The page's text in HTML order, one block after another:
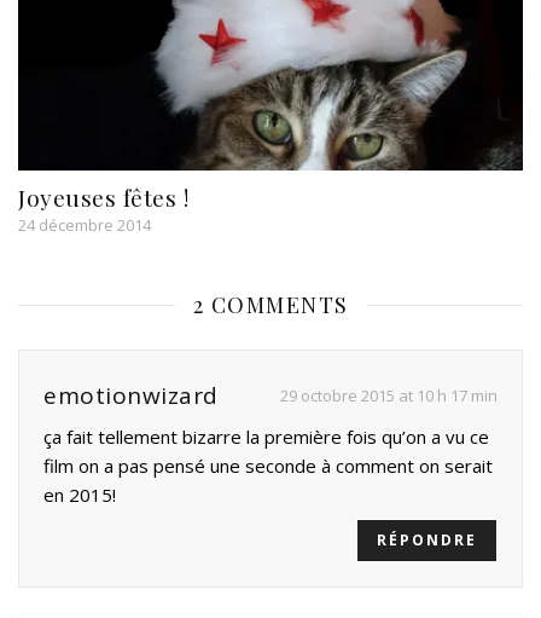
Joyeuses fêtes !
24 décembre 2014
2 COMMENTS
emotionwizard 29 octobre 2015 at 10 h 17 min
ça fait tellement bizarre la première fois qu’on a vu ce
film on a pas pensé une seconde à comment on serait
en 2015!
RÉPONDRE